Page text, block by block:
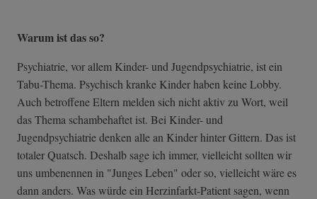
Warum ist das so?
Psychiatrie, vor allem Kinder- und Jugendpsychiatrie, ist ein
Tabu-Thema. Psychisch kranke Kinder haben keine Lobby.
Auch betroffene Eltern melden sich nicht aktiv zu Wort, weil
das Thema schambehaftet ist. Bei Kinder- und
Jugendpsychiatrie denken alle an Kinder hinter Gittern. Das ist
totaler Quatsch. Deshalb sage ich immer, vielleicht sollten wir
uns umbenennen in "Junges Leben" oder so, vielleicht wäre es
dann anders. Was würde ein Herzinfarkt-Patient sagen, wenn